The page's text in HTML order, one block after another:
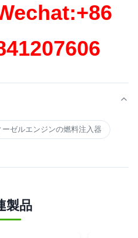
ーゼルエンジンの燃料注入器
製品